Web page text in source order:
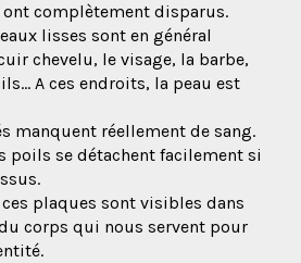
complètement disparus.
lisses sont en général
chevelu, le visage, la barbe,
A ces endroits, la peau est
manquent réellement de sang.
poils se détachent facilement si
plaques sont visibles dans
corps qui nous servent pour